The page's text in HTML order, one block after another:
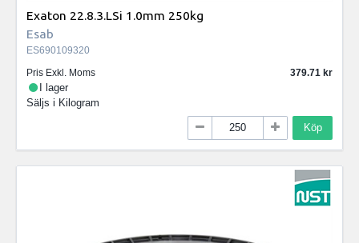
Exaton 22.8.3.LSi 1.0mm 250kg
Esab
ES690109320
Pris Exkl. Moms
379.71
I lager
Säljs i Kilogram
Köp